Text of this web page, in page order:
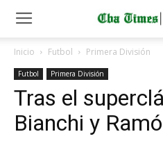
Inicio Futbol Primera División
Futbol Primera División
Tras el
Bianchi y